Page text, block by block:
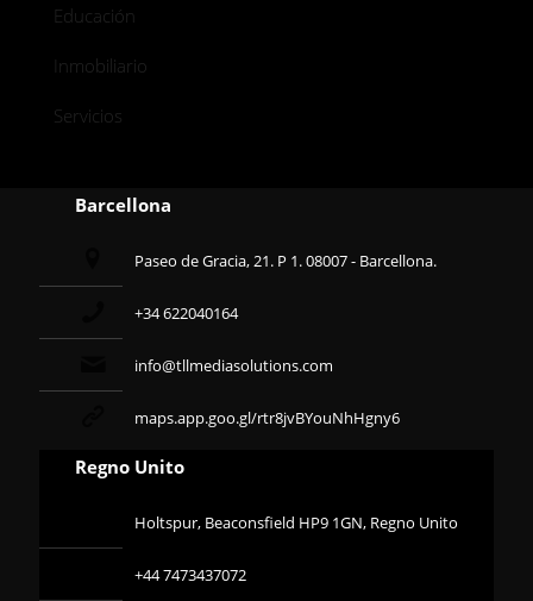
Educación
Inmobiliario
Servicios
Barcellona
Paseo de Gracia, 21. P 1. 08007 - Barcellona.
+34 622040164
info@tllmediasolutions.com
maps.app.goo.gl/rtr8jvBYouNhHgny6
Regno Unito
Holtspur, Beaconsfield HP9 1GN, Regno Unito
+44 7473437072